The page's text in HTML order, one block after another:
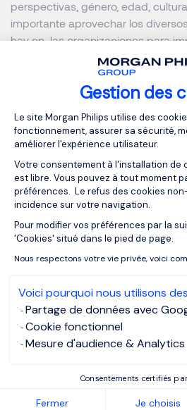
Gestion des
Plateforme de
Le site Morgan Philips utilise des
fonctionnement, assurer sa sécurité,
améliorer l'expérience utilisateur.
Votre consentement à l'installation de
est libre. Vous pouvez à tout moment
préférences. Le refus des cookies
incidence sur votre navigation.
Pour modifier vos préférences par la
'Cookies' situé dans le pied de page.
Nous respectons votre vie privée, voici
Voici pourquoi nous utilisons
Partage de données avec
Cookie fonctionnel
Mesure d'audience & Analytics
Consentements certifiés par
Fermer Je choisis
Axeptio
perspectivas, género, edad,
importante aprovechar los
hay en las organizaciones para
comprensión mutua, pero
para compartir conocimientos y
habilidades que potencien el
enfocados a esta realidad ayuda
talento, y desdeTalent Consulting
podemos ayudar en tu propósito.
Contacta con Marta
MORGAN PHILIPS TALENT
Artículos